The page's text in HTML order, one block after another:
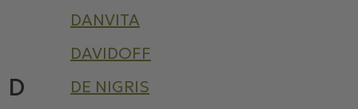
D
DANVITA
DAVIDOFF
DE NIGRIS